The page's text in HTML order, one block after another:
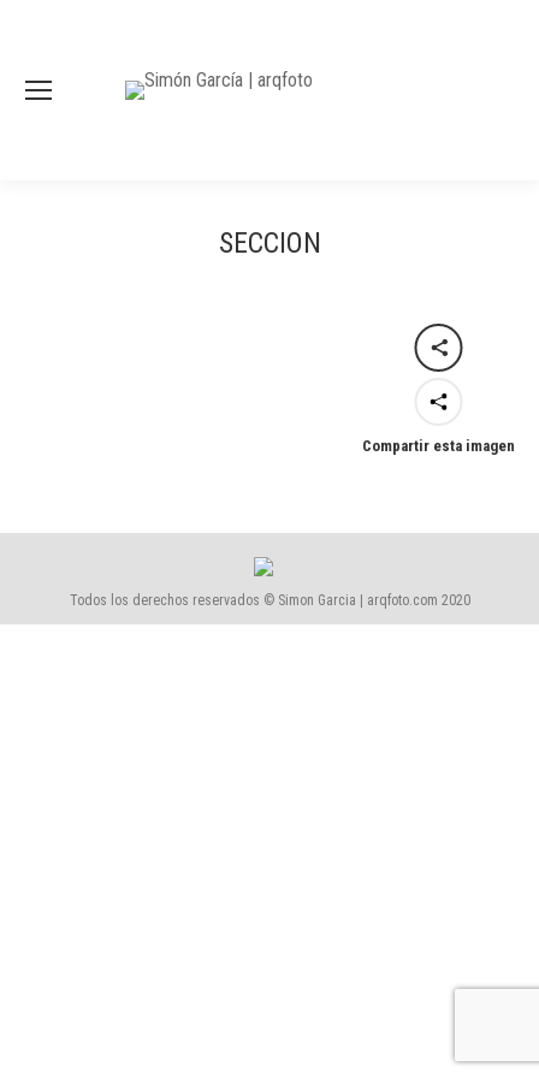
SECCION
Compartir esta imagen
Todos los derechos reservados © Simon Garcia | arqfoto.com 2020